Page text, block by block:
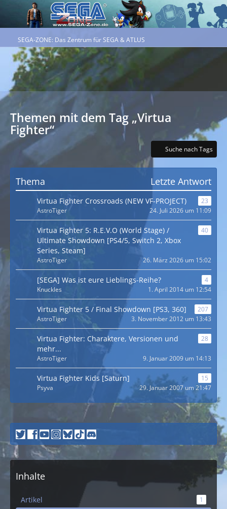
SEGA-ZONE: Das Zentrum für SEGA & ATLUS
Themen mit dem Tag „Virtua
Fighter“
Suche nach Tags
Thema Letzte Antwort
Virtua Fighter Crossroads (NEW VF-PROJECT)
23
AstroTiger
24. Juli 2026 um 11:09
Virtua Fighter 5: R.E.V.O (World Stage) /
Ultimate Showdown [PS4/5, Switch 2, Xbox
Series, Steam]
40
AstroTiger 26. März 2026 um 15:02
[SEGA] Was ist eure Lieblings-Reihe?
4
Knuckles
1. April 2014 um 12:54
Virtua Fighter 5 / Final Showdown [PS3, 360]
207
AstroTiger
3. November 2012 um 13:43
Virtua Fighter: Charaktere, Versionen und
mehr...
28
AstroTiger 9. Januar 2009 um 14:13
Virtua Fighter Kids [Saturn]
15
Psyva
29. Januar 2007 um 21:47
Inhalte
Artikel 1